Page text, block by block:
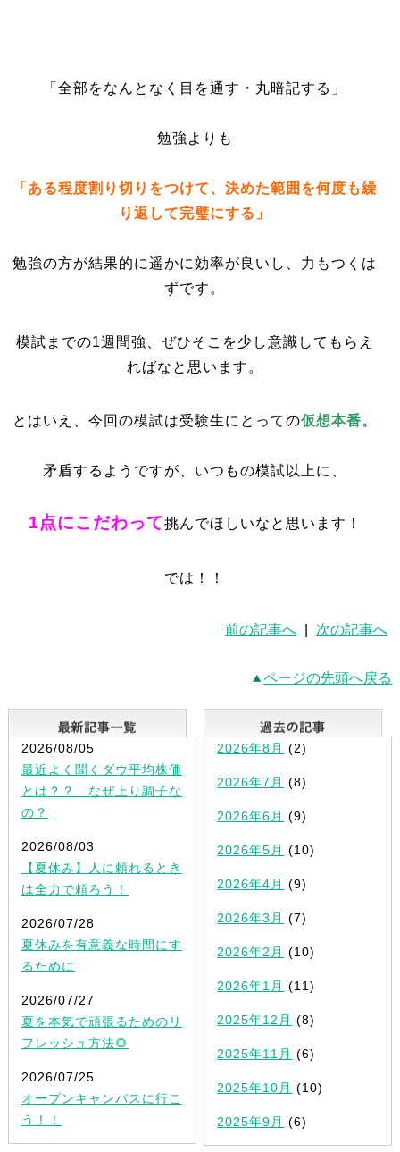
「全部をなんとなく目を通す・丸暗記する」
勉強よりも
「ある程度割り切りをつけて、決めた範囲を何度も繰
り返して完璧にする」
勉強の方が結果的に遥かに効率が良いし、力もつくは
ずです。
模試までの1週間強、ぜひそこを少し意識してもらえ
ればなと思います。
とはいえ、今回の模試は受験生にとっての仮想本番。
矛盾するようですが、いつもの模試以上に、
1点にこだわって挑んでほしいなと思います！
では！！
前の記事へ 次の記事へ
ページの先頭へ戻る
最新記事一覧
2026/08/05
最近よく聞くダウ平均株価
とは？？ なぜ上り調子な
の？
2026/08/03
【夏休み】人に頼れるとき
は全力で頼ろう！
2026/07/28
夏休みを有意義な時間にす
るために
2026/07/27
夏を本気で頑張るためのリ
フレッシュ方法🌻
2026/07/25
オープンキャンパスに行こ
う！！
2026年8月 (2)
2026年7月 (8)
2026年6月 (9)
2026年5月 (10)
2026年4月 (9)
2026年3月 (7)
2026年2月 (10)
2026年1月 (11)
2025年12月 (8)
2025年11月 (6)
2025年10月 (10)
2025年9月 (6)